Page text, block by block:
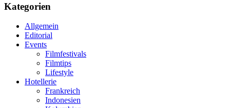
Kategorien
Allgemein
Editorial
Events
Filmfestivals
Filmtips
Lifestyle
Hotellerie
Frankreich
Indonesien